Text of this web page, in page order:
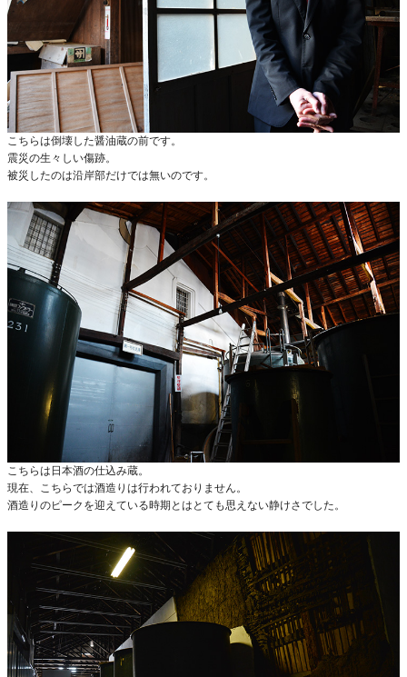
こちらは倒壊した醤油蔵の前です。
震災の生々しい傷跡。
被災したのは沿岸部だけでは無いのです。
こちらは日本酒の仕込み蔵。
現在、こちらでは酒造りは行われておりません。
酒造りのピークを迎えている時期とはとても思えない静けさでした。